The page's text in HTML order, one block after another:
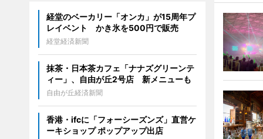
経堂のベーカリー「オンカ」が15周年プ
レイベント かき氷を500円で販売
経堂経済新聞
抹茶・日本茶カフェ「ナナズグリーンテ
ィー」、自由が丘2号店 新メニューも
自由が丘経済新聞
香港・ifcに「フォーシーズンズ」直営ケ
ーキショップ ポップアップ出店